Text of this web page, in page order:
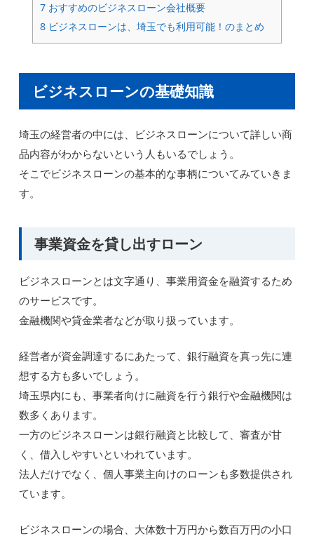
7 おすすめのビジネスローン会社概要
8 ビジネスローンは、埼玉でも利用可能！のまとめ
ビジネスローンの基礎知識
埼玉の経営者の中には、ビジネスローンについて詳しい商
品内容がわからないという人もいるでしょう。
そこでビジネスローンの基本的な事柄についてみていきま
す。
事業資金を貸し出すローン
ビジネスローンとは文字通り、事業用資金を融資するため
のサービスです。
金融機関や貸金業者などが取り扱っています。
経営者が資金調達するにあたって、銀行融資を真っ先に連
想する方も多いでしょう。
埼玉県内にも、事業者向けに融資を行う銀行や金融機関は
数多くあります。
一方のビジネスローンは銀行融資と比較して、審査が甘
く、借入しやすいといわれています。
法人だけでなく、個人事業主向けのローンも多数提供され
ています。
ビジネスローンの場合、大体数十万円から数百万円の小口